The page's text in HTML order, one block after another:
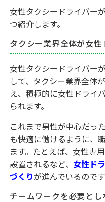
女性タクシードライバー
つ紹介します。
タクシー業界全体が女
女性タクシードライバー
して、タクシー業界全体
え、積極的に女性ドライ
られます。
これまで男性が中心だっ
も快適に働けるように、
ます。たとえば、女性専
設置されるなど、 女性ド
づくりが進んでいるのです
チームワークを必要とし